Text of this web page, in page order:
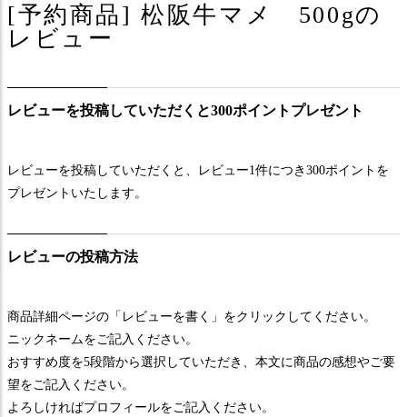
[予約商品] 松阪牛マメ 500gの
レビュー
レビューを投稿していただくと300ポイントプレゼント
レビューを投稿していただくと、レビュー1件につき300ポイントを
プレゼントいたします。
レビューの投稿方法
商品詳細ページの「レビューを書く」をクリックしてください。
ニックネームをご記入ください。
おすすめ度を5段階から選択していただき、本文に商品の感想やご要
望をご記入ください。
よろしければプロフィールをご記入ください。